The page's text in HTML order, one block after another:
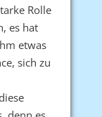
Rolle
es hat
etwas
sich zu